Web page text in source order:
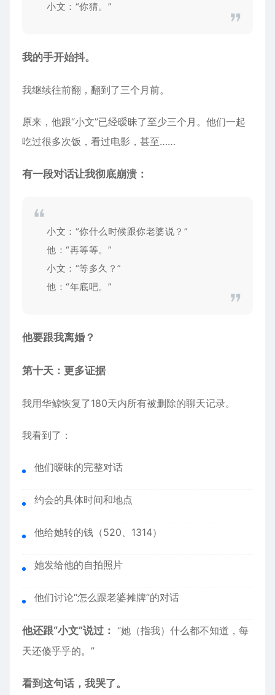
小文：“你猜。”
我的手开始抖。
我继续往前翻，翻到了三个月前。
原来，他跟“小文”已经暧昧了至少三个月。他们一起
吃过很多次饭，看过电影，甚至……
有一段对话让我彻底崩溃：
小文：“你什么时候跟你老婆说？”
他：“再等等。”
小文：“等多久？”
他：“年底吧。”
他要跟我离婚？
第十天：更多证据
我用华鲸恢复了180天内所有被删除的聊天记录。
我看到了：
他们暧昧的完整对话
约会的具体时间和地点
他给她转的钱（520、1314）
她发给他的自拍照片
他们讨论“怎么跟老婆摊牌”的对话
他还跟“小文”说过： “她（指我）什么都不知道，每
天还傻乎乎的。”
看到这句话，我哭了。